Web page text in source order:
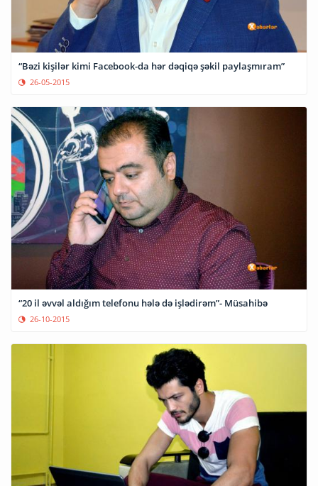
“Bəzi kişilər kimi Facebook-da hər dəqiqə şəkil paylaşmıram”
26-05-2015
“20 il əvvəl aldığım telefonu hələ də işlədirəm”- Müsahibə
26-10-2015